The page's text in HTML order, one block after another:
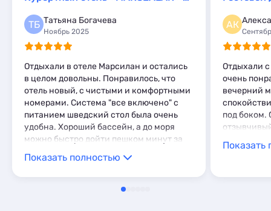
Шале
Глэмпинги 1
Шале 1
ТБ Татьяна Богачева
Ноябрь 2025
Отдыхали в отеле Марсилан и остались
в целом довольны. Понравилось, что
отель новый, с чистыми и комфортными
номерами. Система "все включено" с
питанием шведский стол была очень
удобна. Хороший бассейн, а до моря
можно быстро дойти пешком минут за
10-12. Отличный вариант для
спокойного семейного отдыха в Анапе
Показать полностью
АК
Отдыхали
очень
вечерний
под боком.
Показать